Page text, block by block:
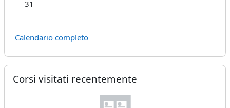
31
Calendario completo
Salta Corsi visitati recentemente
Corsi visitati recentemente